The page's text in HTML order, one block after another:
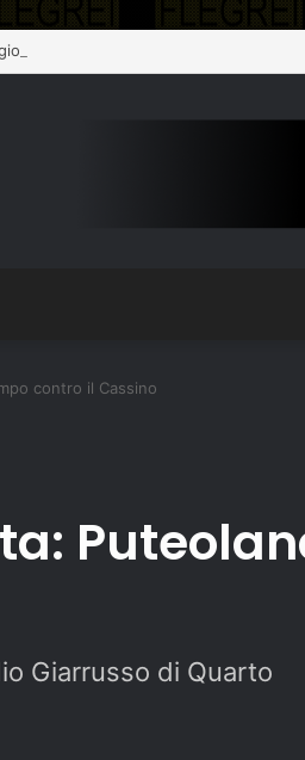
sull’assistenza alla
contro il Cassino
Giarrusso di Quarto